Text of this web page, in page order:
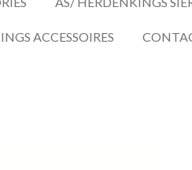
ACCESSOIRES